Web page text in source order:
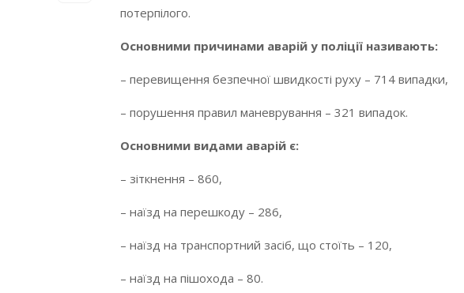
потерпілого.
Основними причинами аварій у поліції називають:
– перевищення безпечної швидкості руху – 714 випадки,
– порушення правил маневрування – 321 випадок.
Основними видами аварій є:
– зіткнення – 860,
– наїзд на перешкоду – 286,
– наїзд на транспортний засіб, що стоїть – 120,
– наїзд на пішохода – 80.